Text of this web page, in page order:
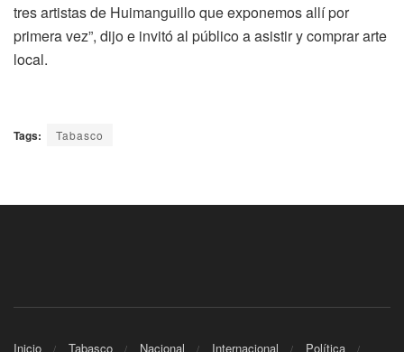
tres artistas de Huimanguillo que exponemos allí por
primera vez”, dijo e invitó al público a asistir y comprar arte
local.
Tags: Tabasco
Inicio Tabasco Nacional Internacional Política